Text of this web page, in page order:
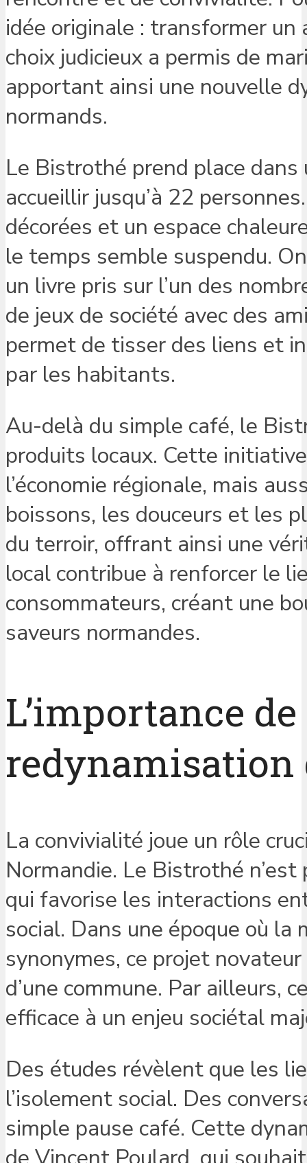
idée originale : transformer un
choix judicieux a permis de
apportant ainsi une nouvelle
normands.
Le Bistrothé prend place dans
accueillir jusqu’à 22
décorées et un espace
le temps semble suspendu.
un livre pris sur l’un des
de jeux de société avec des
permet de tisser des liens et
par les habitants.
Au-delà du simple café, le
produits locaux. Cette
l’économie régionale, mais
boissons, les douceurs et les
du terroir, offrant ainsi une
local contribue à renforcer le
consommateurs, créant une
saveurs normandes.
L’importance
redynamisation
La convivialité joue un rôle
Normandie. Le Bistrothé
qui favorise les interactions
social. Dans une époque où
synonymes, ce projet
d’une commune. Par ailleurs,
efficace à un enjeu sociétal
Des études révèlent que les
l’isolement social. Des
simple pause café. Cette